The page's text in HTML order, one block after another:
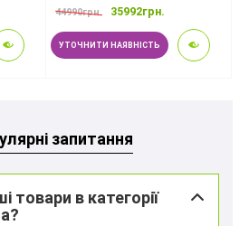
44990грн. 35992грн.
УТОЧНИТИ НАЯВНІСТЬ
запитання
товари в категорії